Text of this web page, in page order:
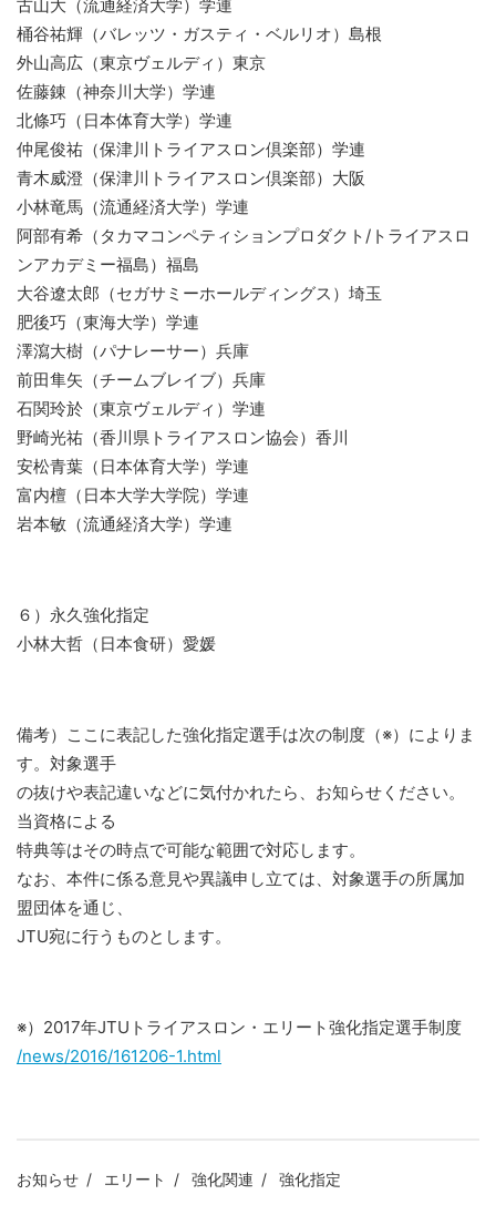
古山大（流通経済大学）学連
桶谷祐輝（バレッツ・ガスティ・ベルリオ）島根
外山高広（東京ヴェルディ）東京
佐藤錬（神奈川大学）学連
北條巧（日本体育大学）学連
仲尾俊祐（保津川トライアスロン倶楽部）学連
青木威澄（保津川トライアスロン倶楽部）大阪
小林竜馬（流通経済大学）学連
阿部有希（タカマコンペティションプロダクト/トライアスロ
ンアカデミー福島）福島
大谷遼太郎（セガサミーホールディングス）埼玉
肥後巧（東海大学）学連
澤瀉大樹（パナレーサー）兵庫
前田隼矢（チームブレイブ）兵庫
石関玲於（東京ヴェルディ）学連
野崎光祐（香川県トライアスロン協会）香川
安松青葉（日本体育大学）学連
富内檀（日本大学大学院）学連
岩本敏（流通経済大学）学連
６）永久強化指定
小林大哲（日本食研）愛媛
備考）ここに表記した強化指定選手は次の制度（※）によりま
す。対象選手
の抜けや表記違いなどに気付かれたら、お知らせください。
当資格による
特典等はその時点で可能な範囲で対応します。
なお、本件に係る意見や異議申し立ては、対象選手の所属加
盟団体を通じ、
JTU宛に行うものとします。
※）2017年JTUトライアスロン・エリート強化指定選手制度
/news/2016/161206-1.html
お知らせ エリート 強化関連 強化指定